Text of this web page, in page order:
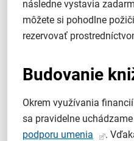
následne vystavia
môžete si pohodlne
rezervovať
Budovanie
Okrem využívania
sa pravidelne
podporu umenia
.